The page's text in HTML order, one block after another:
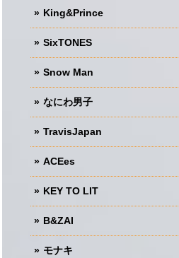
King&Prince
SixTONES
Snow Man
なにわ男子
TravisJapan
ACEes
KEY TO LIT
B&ZAI
モナキ